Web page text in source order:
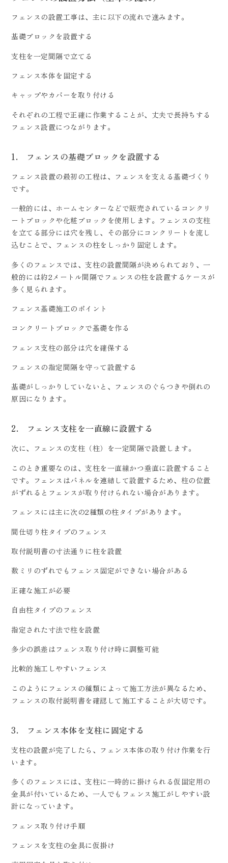
フェンスの設置工事は、主に以下の流れで進みます。
基礎ブロックを設置する
支柱を一定間隔で立てる
フェンス本体を固定する
キャップやカバーを取り付ける
それぞれの工程で正確に作業することが、丈夫で長持ちする
フェンス設置につながります。
1. フェンスの基礎ブロックを設置する
フェンス設置の最初の工程は、フェンスを支える基礎づくり
です。
一般的には、ホームセンターなどで販売されているコンクリ
ートブロックや化粧ブロックを使用します。フェンスの支柱
を立てる部分には穴を残し、その部分にコンクリートを流し
込むことで、フェンスの柱をしっかり固定します。
多くのフェンスでは、支柱の設置間隔が決められており、一
般的には約2メートル間隔でフェンスの柱を設置するケースが
多く見られます。
フェンス基礎施工のポイント
コンクリートブロックで基礎を作る
フェンス支柱の部分は穴を確保する
フェンスの指定間隔を守って設置する
基礎がしっかりしていないと、フェンスのぐらつきや倒れの
原因になります。
2. フェンス支柱を一直線に設置する
次に、フェンスの支柱（柱）を一定間隔で設置します。
このとき重要なのは、支柱を一直線かつ垂直に設置すること
です。フェンスはパネルを連結して設置するため、柱の位置
がずれるとフェンスが取り付けられない場合があります。
フェンスには主に次の2種類の柱タイプがあります。
間仕切り柱タイプのフェンス
取付説明書の寸法通りに柱を設置
数ミリのずれでもフェンス固定ができない場合がある
正確な施工が必要
自由柱タイプのフェンス
指定された寸法で柱を設置
多少の誤差はフェンス取り付け時に調整可能
比較的施工しやすいフェンス
このようにフェンスの種類によって施工方法が異なるため、
フェンスの取付説明書を確認して施工することが大切です。
3. フェンス本体を支柱に固定する
支柱の設置が完了したら、フェンス本体の取り付け作業を行
います。
多くのフェンスには、支柱に一時的に掛けられる仮固定用の
金具が付いているため、一人でもフェンス施工がしやすい設
計になっています。
フェンス取り付け手順
フェンスを支柱の金具に仮掛け